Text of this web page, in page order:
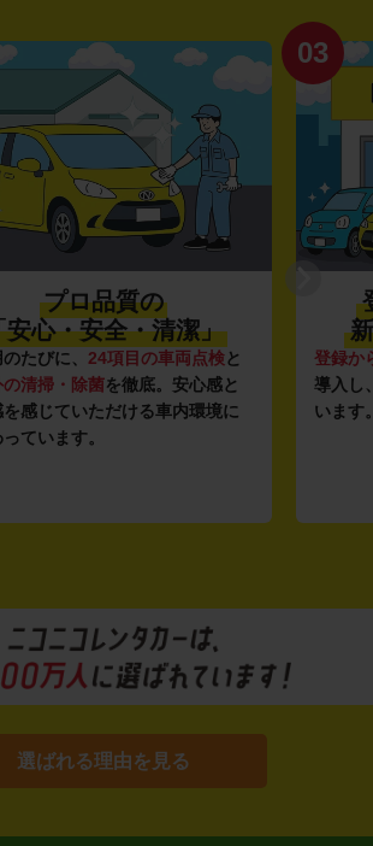
プロ品質の
安心・安全・清潔」
たびに、 24項目の車両点検と
清掃・除菌を徹底。安心感と
感じていただける車内環境に
ています。
03
登録か
導入し
います
選ばれる理由を見る